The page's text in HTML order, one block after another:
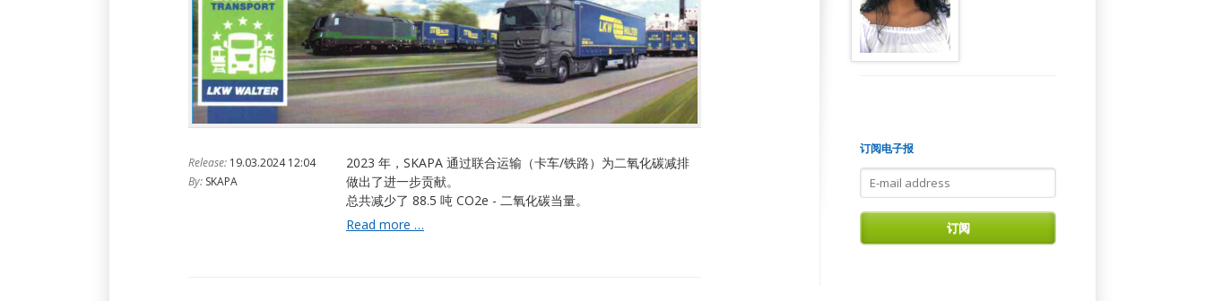
Release: 19.03.2024 12:04
By: SKAPA
2023 年，SKAPA 通过联合运输（卡车/铁路）为二氧化碳减排
做出了进一步贡献。
总共减少了 88.5 吨 CO2e - 二氧化碳当量。
Read more …
订阅电子报
E-
mail
address
订阅